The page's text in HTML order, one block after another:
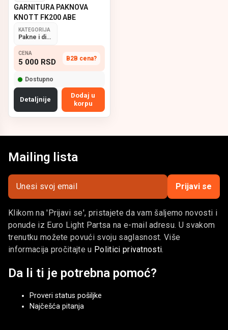
GARNITURA PAKNOVA
KNOTT FK200 ABE
KATEGORIJA
Pakne i disk pločice
CENA
5 000 RSD B2B cena?
Dostupno
Detaljnije
Dodaj u
korpu
Mailing lista
Prijavi se
Klikom na 'Prijavi se', pristajete da vam šaljemo novosti i
ponude iz Euro Light Partsa na e-mail adresu. U svakom
trenutku možete povući svoju saglasnost. Više
informacija pročitajte u Politici privatnosti.
Da li ti je potrebna pomoć?
Proveri status pošiljke
Najčešća pitanja